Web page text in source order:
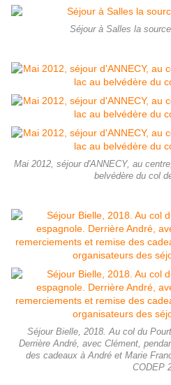
Séjour à Salles la
Mai 2012, séjour d'ANNECY, au
belvédère du col
Séjour Bielle, 2018. Au col du
Derrière André, avec Clément,
des cadeaux à André et Marie
CODEP